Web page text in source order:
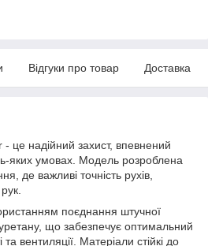
Відгуки про товар Доставка
- це надійний захист, впевнений
яких умовах. Модель розроблена
де важливі точність рухів,
поєднання штучної
що забезпечує оптимальний
та вентиляції. Матеріали стійкі до